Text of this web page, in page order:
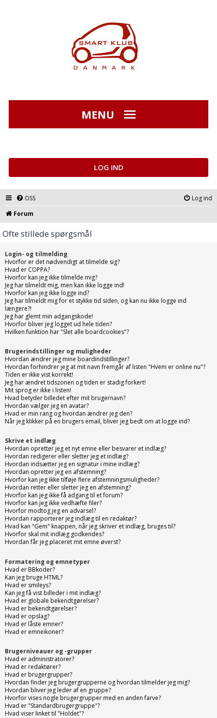
MENU
LOG IND
OSS
Log ind
Forum
Ofte stillede spørgsmål
Login- og tilmelding
Hvorfor er det nødvendigt at tilmelde sig?
Hvad er COPPA?
Hvorfor kan jeg ikke tilmelde mig?
Jeg har tilmeldt mig, men kan ikke logge ind!
Hvorfor kan jeg ikke logge ind?
Jeg har tilmeldt mig for et stykke tid siden, og kan nu ikke logge ind
længere?!
Jeg har glemt min adgangskode!
Hvorfor bliver jeg logget ud hele tiden?
Hvilken funktion har "Slet alle boardcookies"?
Brugerindstillinger og muligheder
Hvordan ændrer jeg mine boardindstillinger?
Hvordan forhindrer jeg at mit navn fremgår af listen "Hvem er online nu"?
Tiden er ikke vist korrekt!
Jeg har ændret tidszonen og tiden er stadig forkert!
Mit sprog er ikke i listen!
Hvad betyder billedet efter mit brugernavn?
Hvordan vælger jeg en avatar?
Hvad er min rang og hvordan ændrer jeg den?
Når jeg klikker på en brugers email, bliver jeg bedt om at logge ind?
Skrive et indlæg
Hvordan opretter jeg et nyt emne eller besvarer et indlæg?
Hvordan redigerer eller sletter jeg et indlæg?
Hvordan indsætter jeg en signatur i mine indlæg?
Hvordan opretter jeg en afstemning?
Hvorfor kan jeg ikke tilføje flere afstemningsmuligheder?
Hvordan retter eller sletter jeg en afstemning?
Hvorfor kan jeg ikke få adgang til et forum?
Hvorfor kan jeg ikke vedhæfte filer?
Hvorfor modtog jeg en advarsel?
Hvordan rapporterer jeg indlæg til en redaktør?
Hvad kan "Gem" knappen, når jeg skriver et indlæg, bruges til?
Hvorfor skal mit indlæg godkendes?
Hvordan får jeg placeret mit emne øverst?
Formatering og emnetyper
Hvad er BBkoder?
Kan jeg bruge HTML?
Hvad er smileys?
Kan jeg få vist billeder i mit indlæg?
Hvad er globale bekendtgørelser?
Hvad er bekendtgørelser?
Hvad er opslag?
Hvad er låste emner?
Hvad er emneikoner?
Brugerniveauer og -grupper
Hvad er administratorer?
Hvad er redaktører?
Hvad er brugergrupper?
Hvordan finder jeg brugergrupperne og hvordan tilmelder jeg mig?
Hvordan bliver jeg leder af en gruppe?
Hvorfor vises nogle brugergrupper med en anden farve?
Hvad er "Standardbrugergruppe"?
Hvad viser linket til "Holdet"?